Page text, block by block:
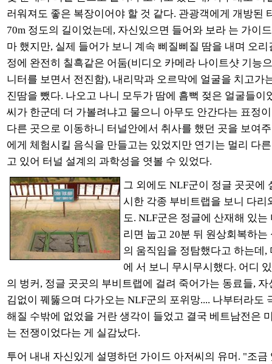
러워져도 좋은 복장이어야 할 것 같다. 관광객에게 개방된
70m 정도의 길이었는데, 자신있으면 들어와 보라 는 가이
마 했지만, 실제 들어가 보니 계속 삐질삐질 땀을 내며 오
정에 완전히 칠흑같은 어둠(비디오 카메라 나이트샷 기능
니터를 보면서 전진함), 내리막과 오르막에 얼굴을 치고가
진땀을 뺐다. 나오고 나니 모두가 땀에 흠뻑 젖은 얼굴들이
씨가 한군데 더 가볼려냐고 물으니 아무도 안간다는 표정
다른 곳으로 이동하니 터널안에서 취사를 했던 곳을 보여
에게 체험시킬 음식을 만들고는 있었지만 연기는 멀리 다
고 있어 터널 설계의 과학성을 엿볼 수 있었다.
그 외에도 NLF군이 정글 곳곳에
시한 각종 부비트랩을 보니 다리
도. NLF군은 정글에 산재해 있
리면 눕고 20분 뒤 원상회복하
의 움직임을 정탐했다고 하는데,
에 서 보니 무시무시했다. 어디
의 벙커, 정글 곳곳의 부비트랩에 걸려 죽어가는 동료들,
김없이 꿰뚫으며 다가오는 NLF군의 포위망.... 나부터라도
해질 수밖에 없었을 거란 생각이 들었고 결국 베트남전은
는 전쟁이었다는 게 실감났다.
투어 내내 자신있게 설명하던 가이드 아저씨의 유머. "조금